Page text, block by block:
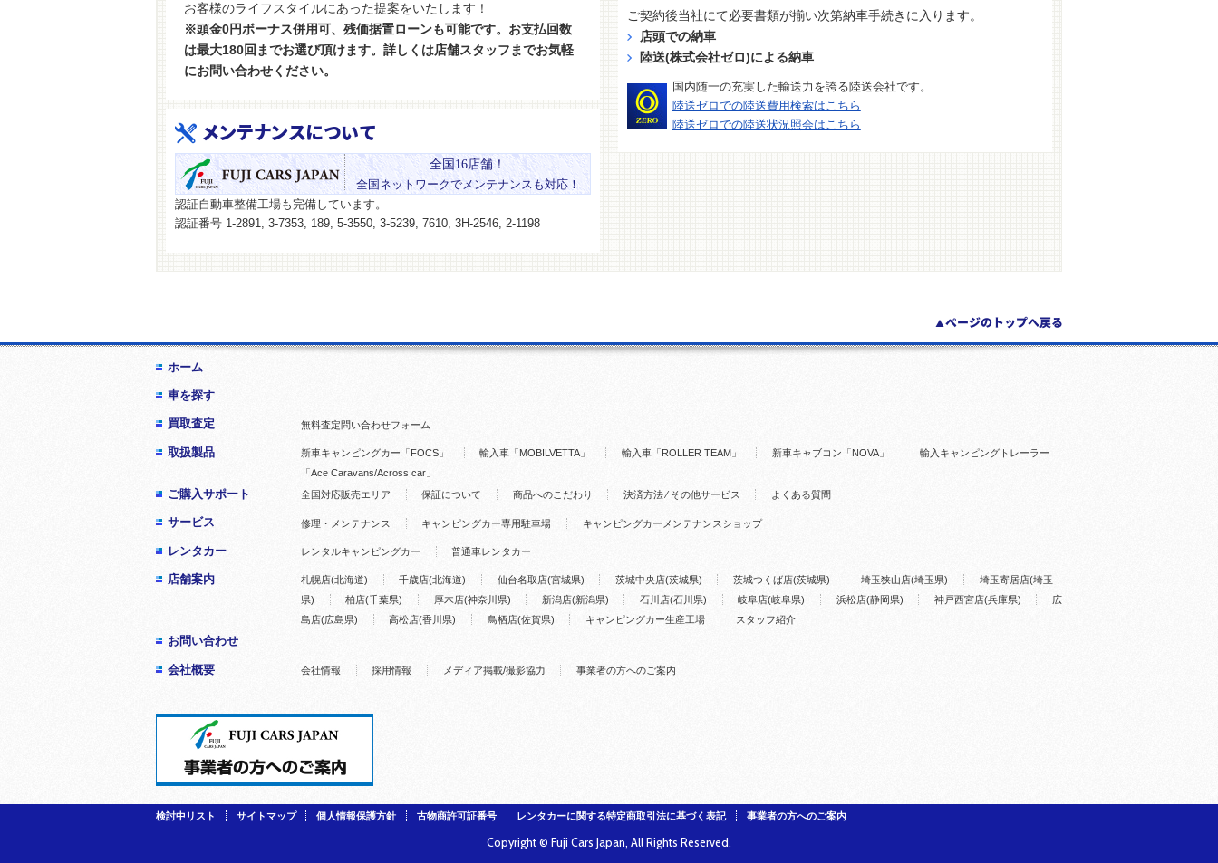
お客様のライフスタイルにあった提案をいたします！
※頭金0円ボーナス併用可、残価据置ローンも可能です。お支払回数
は最大180回までお選び頂けます。詳しくは店舗スタッフまでお気軽
にお問い合わせください。
メンテナンスについて
全国16店舗！
全国ネットワークでメンテナンスも対応！
認証自動車整備工場も完備しています。
認証番号 1-2891, 3-7353, 189, 5-3550, 3-5239, 7610, 3H-2546, 2-1198
ご契約後当社にて必要書類が揃い次第納車手続きに入ります。
店頭での納車
陸送(株式会社ゼロ)による納車
国内随一の充実した輸送力を誇る陸送会社です。
陸送ゼロでの陸送費用検索はこちら
陸送ゼロでの陸送状況照会はこちら
ホーム
車を探す
買取査定 無料査定問い合わせフォーム
取扱製品 新車キャンピングカー「FOCS」 輸入車「MOBILVETTA」 輸入車「ROLLER TEAM」 新車キャブコン「NOVA」
輸入キャンピングトレーラー
「Ace Caravans/Across car」
ご購入サポート 全国対応販売エリア 保証について 商品へのこだわり 決済方法 ⁄ その他サービス よくある質問
サービス 修理・メンテナンス キャンピングカー専用駐車場 キャンピングカーメンテナンスショップ
レンタカー レンタルキャンピングカー 普通車レンタカー
店舗案内 札幌店(北海道) 千歳店(北海道) 仙台名取店(宮城県) 茨城中央店(茨城県) 茨城つくば店(茨城県) 埼玉狭山店(埼玉県)
埼玉寄居店(埼玉
県)
柏店(千葉県) 厚木店(神奈川県) 新潟店(新潟県) 石川店(石川県) 岐阜店(岐阜県) 浜松店(静岡県) 神戸西宮店(兵庫県)
広
島店(広島県)
高松店(香川県) 鳥栖店(佐賀県) キャンピングカー生産工場 スタッフ紹介
お問い合わせ
会社概要 会社情報 採用情報 メディア掲載/撮影協力 事業者の方へのご案内
検討中リスト サイトマップ 個人情報保護方針 古物商許可証番号 レンタカーに関する特定商取引法に基づく表記 事業者の方へのご案内
Copyright © Fuji Cars Japan, All Rights Reserved.